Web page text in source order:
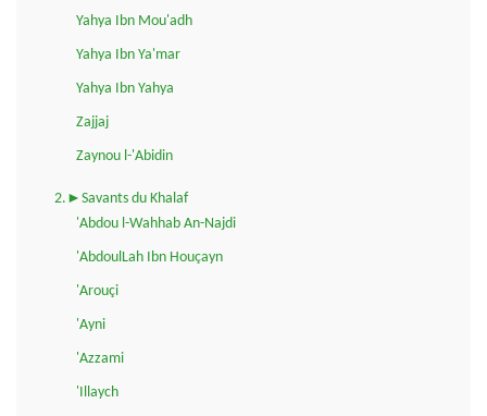
Yahya Ibn Mou'adh
Yahya Ibn Ya'mar
Yahya Ibn Yahya
Zajjaj
Zaynou l-'Abidin
2.►Savants du Khalaf
'Abdou l-Wahhab An-Najdi
'AbdoulLah Ibn Houçayn
'Arouçi
'Ayni
'Azzami
'Illaych